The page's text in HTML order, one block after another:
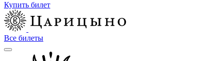
Купить билет
Все билеты